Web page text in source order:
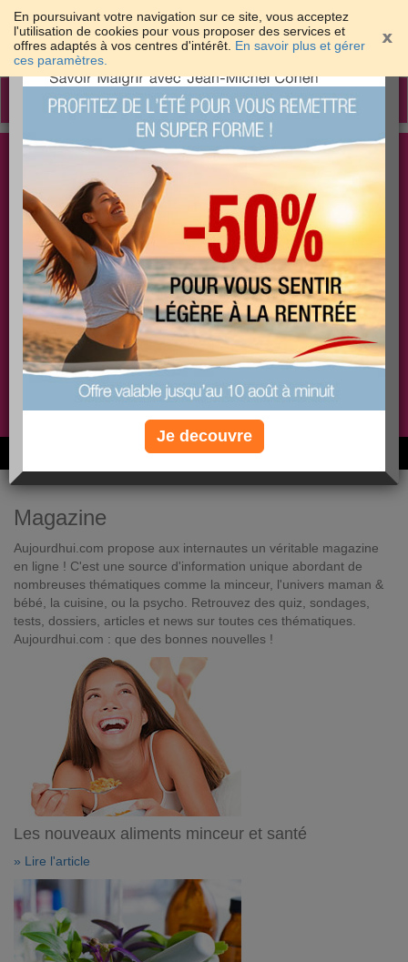
En poursuivant votre navigation sur ce site, vous acceptez
l'utilisation de cookies pour vous proposer des services et
offres adaptés à vos centres d'intérêt. En savoir plus et gérer
ces paramètres.
Toggle
Les meilleures solutions pour maigrir et être bien
dans sa peau
PLUS
EFFICACE
PLUS
SANTÉ
PLUS
COACHING
Non, je préfère le régime gratuit
6M de personnes ont maigri et réappris à manger avec nous
Magazine
Aujourdhui.com propose aux internautes un véritable magazine
en ligne ! C'est une source d'information unique abordant de
nombreuses thématiques comme la minceur, l'univers maman &
bébé, la cuisine, ou la psycho. Retrouvez des quiz, sondages,
tests, dossiers, articles et news sur toutes ces thématiques.
Aujourdhui.com : que des bonnes nouvelles !
Les nouveaux aliments minceur et santé
» Lire l'article
×
Je decouvre